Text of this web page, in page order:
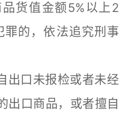
货值金额5%以上2
罪的，依法追究刑事
口未报检或者未经
出口商品，或者擅自